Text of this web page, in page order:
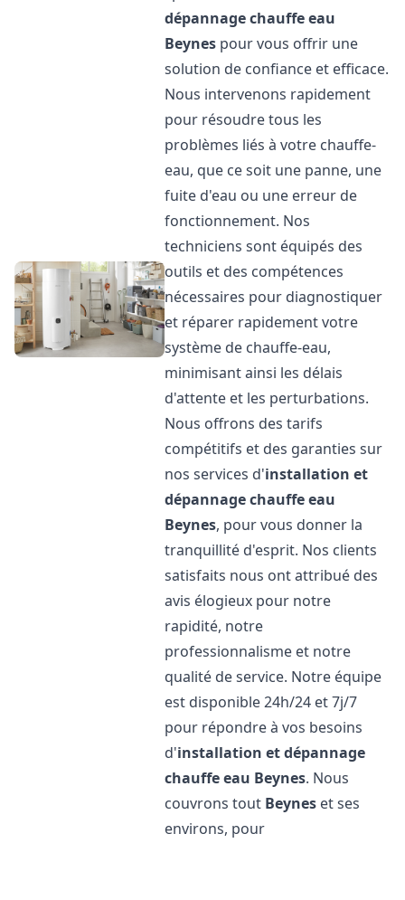
dépannage chauffe eau
Beynes pour vous offrir une
solution de confiance et efficace.
Nous intervenons rapidement
pour résoudre tous les
problèmes liés à votre chauffe-
eau, que ce soit une panne, une
fuite d'eau ou une erreur de
fonctionnement. Nos
techniciens sont équipés des
outils et des compétences
nécessaires pour diagnostiquer
et réparer rapidement votre
système de chauffe-eau,
minimisant ainsi les délais
d'attente et les perturbations.
Nous offrons des tarifs
compétitifs et des garanties sur
nos services d'installation et
dépannage chauffe eau
Beynes, pour vous donner la
tranquillité d'esprit. Nos clients
satisfaits nous ont attribué des
avis élogieux pour notre
rapidité, notre
professionnalisme et notre
qualité de service. Notre équipe
est disponible 24h/24 et 7j/7
pour répondre à vos besoins
d'installation et dépannage
chauffe eau Beynes. Nous
couvrons tout Beynes et ses
environs, pour